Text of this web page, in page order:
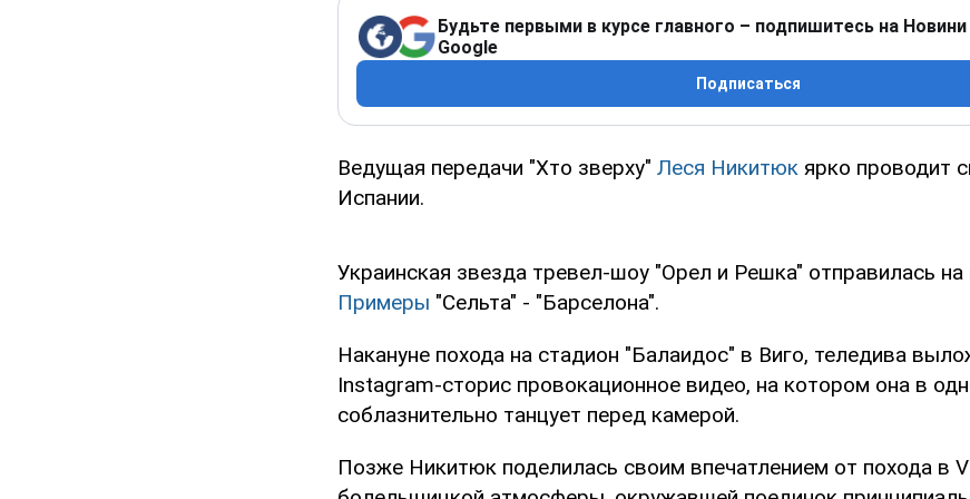
Будьте первыми в курсе главного – подпишитесь на Новини
Google
Подписаться
Ведущая передачи "Хто зверху" Леся Никитюк ярко проводит
Испании.
Украинская звезда тревел-шоу "Орел и Решка" отправилась на
Примеры "Сельта" - "Барселона".
Накануне похода на стадион "Балаидос" в Виго, теледива
Instagram-сторис провокационное видео, на котором она в
соблазнительно танцует перед камерой.
Позже Никитюк поделилась своим впечатлением от похода в